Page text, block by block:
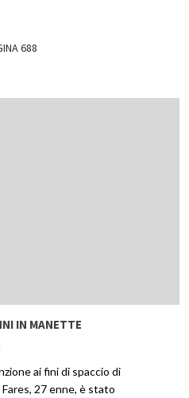
688
IN MANETTE
ai fini di spaccio di
27 enne, è stato